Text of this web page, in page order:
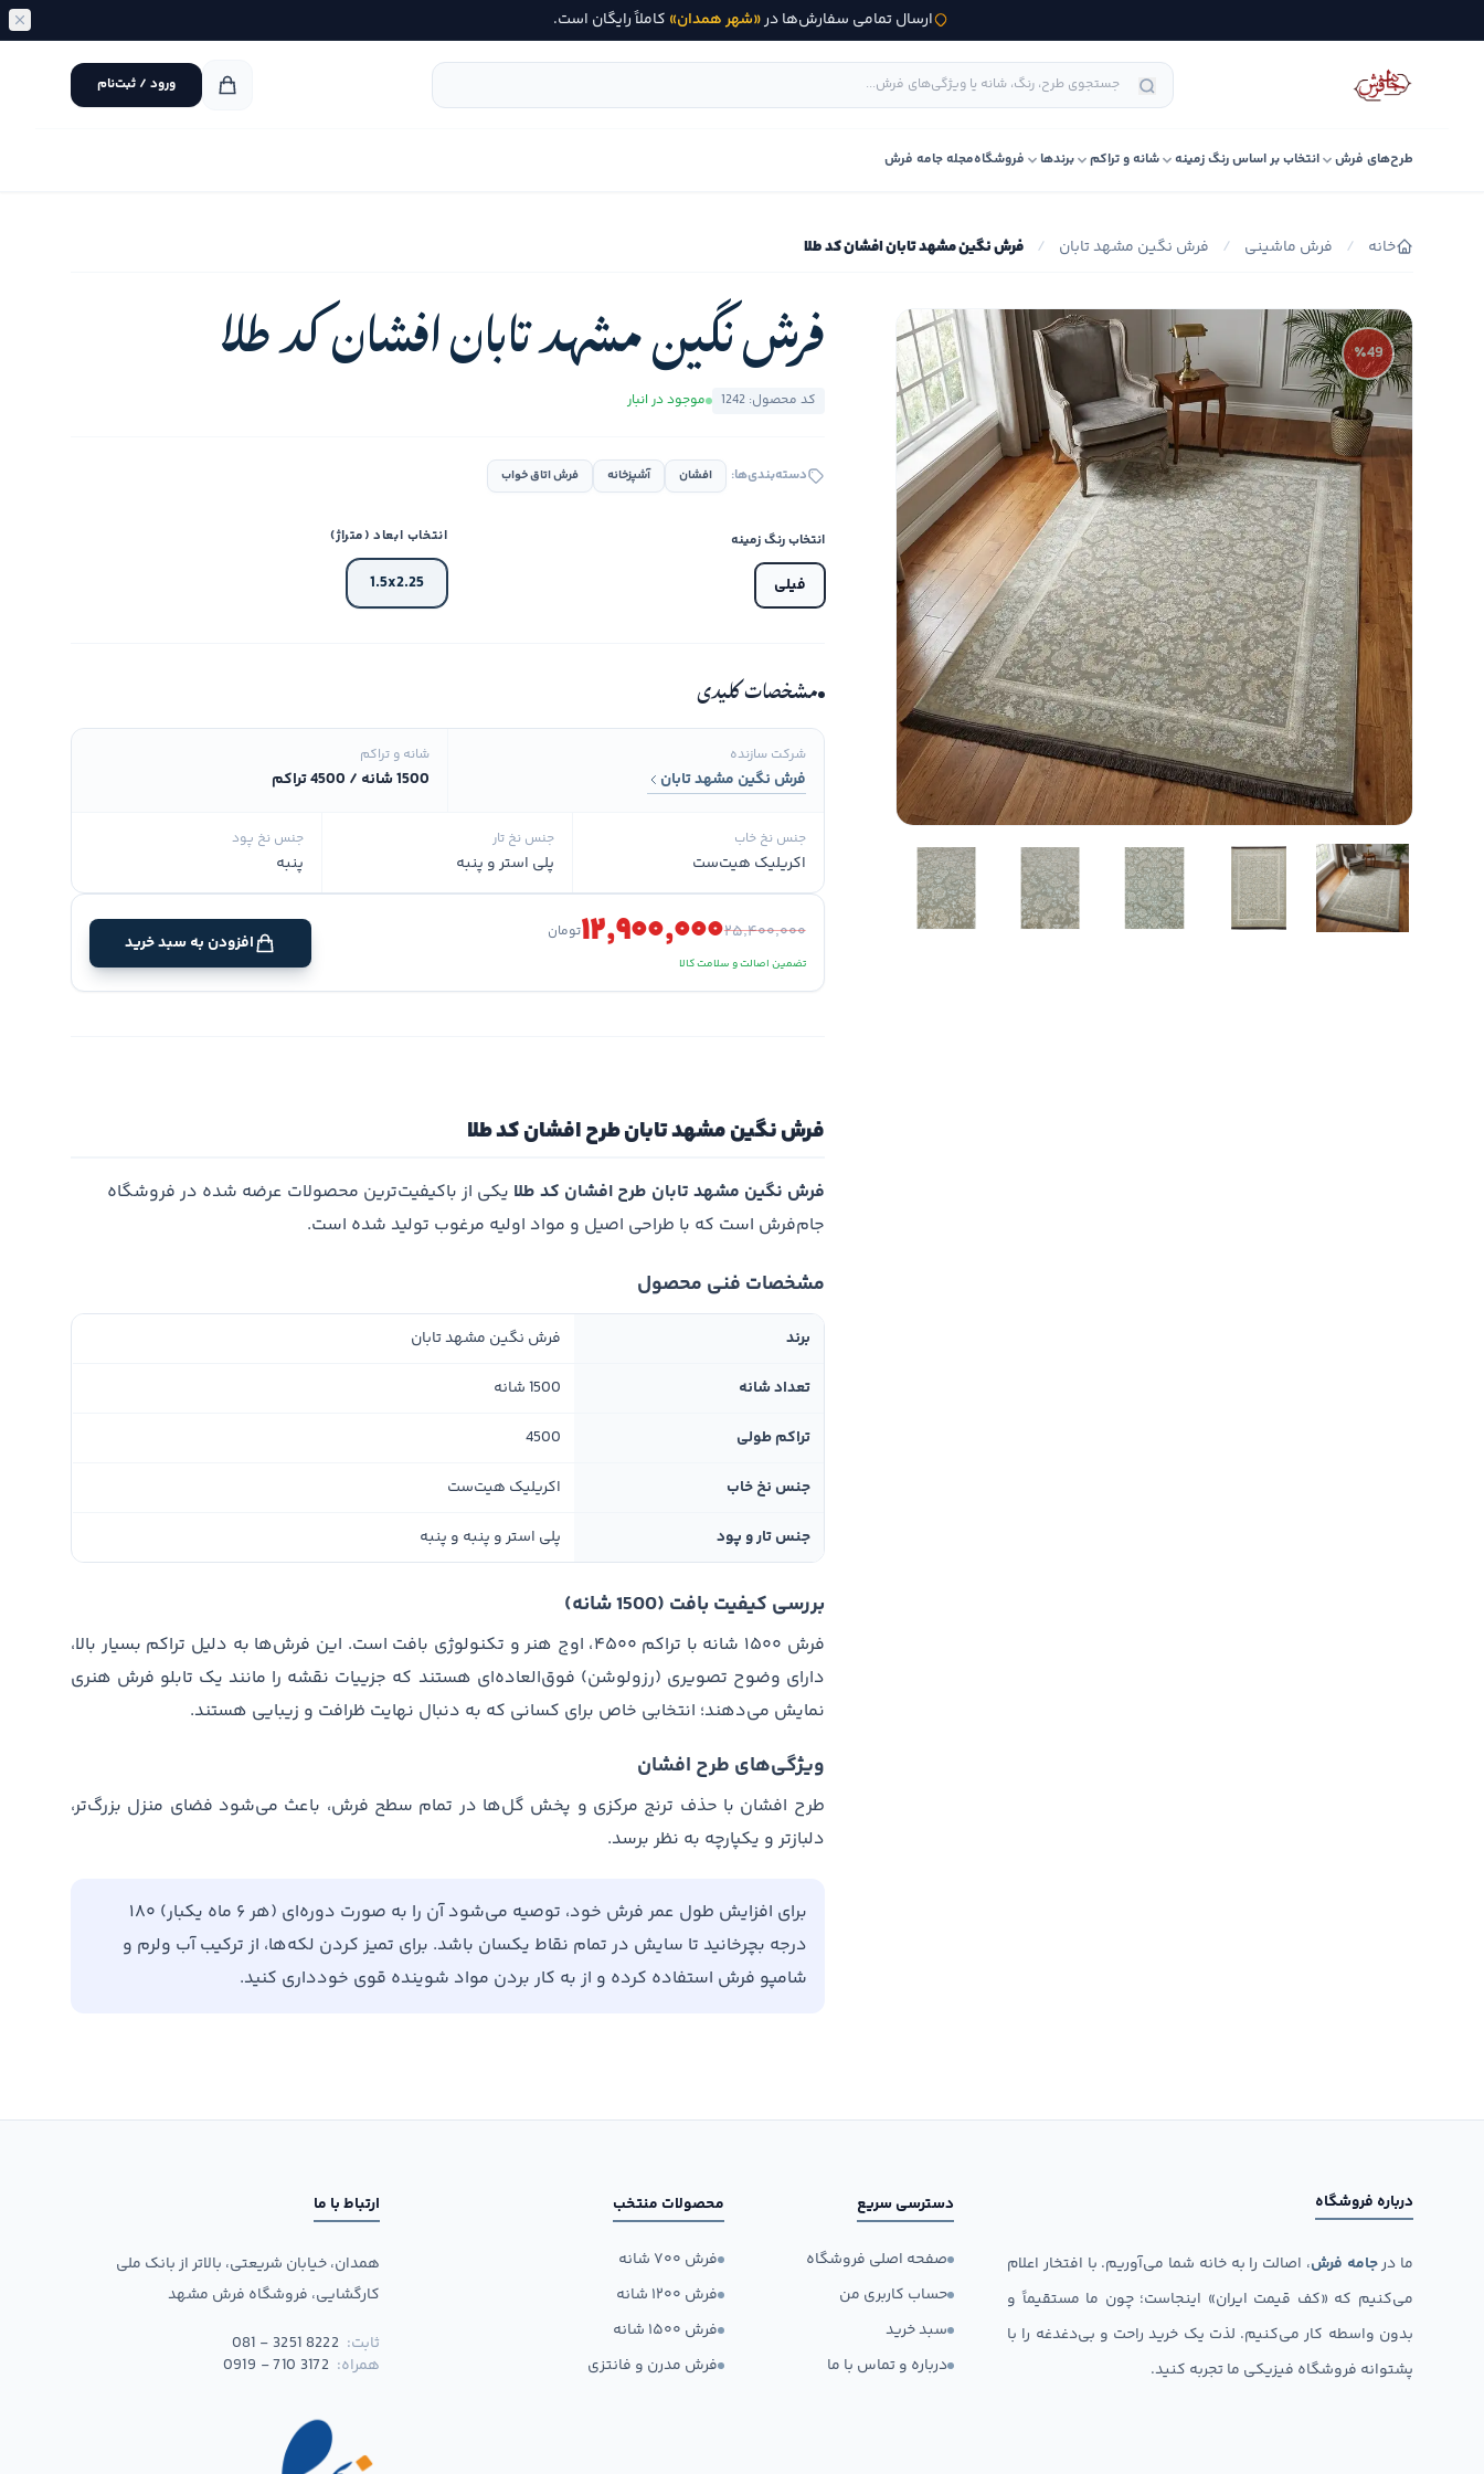
ارسال تمامی سفارش‌ها در«شهر همدان» کاملاً رایگان است.
ورود / ثبت‌نام
طرح‌های فرش انتخاب بر اساس رنگ زمینه شانه و تراکم برندها فروشگاهمجله جامه فرش
خانه / فرش ماشینی / فرش نگین مشهد تابان / فرش نگین مشهد تابان افشان کد طلا
٪49 فرش نگین مشهد تابان افشان کد طلا
کد محصول: 1242 موجود در انبار
دسته‌بندی‌ها: افشان آشپزخانه فرش اتاق خواب
انتخاب رنگ زمینه
فیلی
انتخاب ابعاد (متراژ)
1.5x2.25
مشخصات کلیدی
شرکت سازنده
فرش نگین مشهد تابان
شانه و تراکم
1500 شانه / 4500 تراکم
جنس نخ خاب
اکریلیک هیت‌ست
جنس نخ تار
پلی استر و پنبه
جنس نخ پود
پنبه
۲۵٬۴۰۰٬۰۰۰۱۲٬۹۰۰٬۰۰۰تومان
تضمین اصالت و سلامت کالا
افزودن به سبد خرید
فرش نگین مشهد تابان طرح افشان کد طلا
فرش نگین مشهد تابان طرح افشان کد طلا یکی از باکیفیت‌ترین محصولات عرضه شده در فروشگاه
جام‌فرش است که با طراحی اصیل و مواد اولیه مرغوب تولید شده است.
مشخصات فنی محصول
برند فرش نگین مشهد تابان
تعداد شانه 1500 شانه
تراکم طولی 4500
جنس نخ خاب اکریلیک هیت‌ست
جنس تار و پود پلی استر و پنبه و پنبه
بررسی کیفیت بافت (1500 شانه)
فرش ۱۵۰۰ شانه با تراکم ۴۵۰۰، اوج هنر و تکنولوژی بافت است. این فرش‌ها به دلیل تراکم بسیار بالا،
دارای وضوح تصویری (رزولوشن) فوق‌العاده‌ای هستند که جزییات نقشه را مانند یک تابلو فرش هنری
نمایش می‌دهند؛ انتخابی خاص برای کسانی که به دنبال نهایت ظرافت و زیبایی هستند.
ویژگی‌های طرح افشان
طرح افشان با حذف ترنج مرکزی و پخش گل‌ها در تمام سطح فرش، باعث می‌شود فضای منزل بزرگ‌تر،
دلبازتر و یکپارچه به نظر برسد.
برای افزایش طول عمر فرش خود، توصیه می‌شود آن را به صورت دوره‌ای (هر ۶ ماه یکبار) ۱۸۰
درجه بچرخانید تا سایش در تمام نقاط یکسان باشد. برای تمیز کردن لکه‌ها، از ترکیب آب ولرم و
شامپو فرش استفاده کرده و از به کار بردن مواد شوینده قوی خودداری کنید.
درباره فروشگاه
ما درجامه فرش، اصالت را به خانه شما می‌آوریم. با افتخار اعلام
می‌کنیم که «کف قیمت ایران» اینجاست؛ چون ما مستقیماً و
بدون واسطه کار می‌کنیم. لذت یک خرید راحت و بی‌دغدغه را با
پشتوانه فروشگاه فیزیکی ما تجربه کنید.
دسترسی سریع
صفحه اصلی فروشگاه
حساب کاربری من
سبد خرید
درباره و تماس با ما
محصولات منتخب
فرش ۷۰۰ شانه
فرش ۱۲۰۰ شانه
فرش ۱۵۰۰ شانه
فرش مدرن و فانتزی
ارتباط با ما
همدان، خیابان شریعتی، بالاتر از بانک ملی
کارگشایی، فروشگاه فرش مشهد
ثابت: 081 - 3251 8222
همراه: 0919 - 710 3172